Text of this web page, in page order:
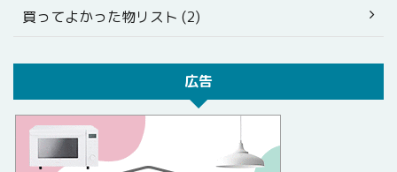
買ってよかった物リスト (2)
広告